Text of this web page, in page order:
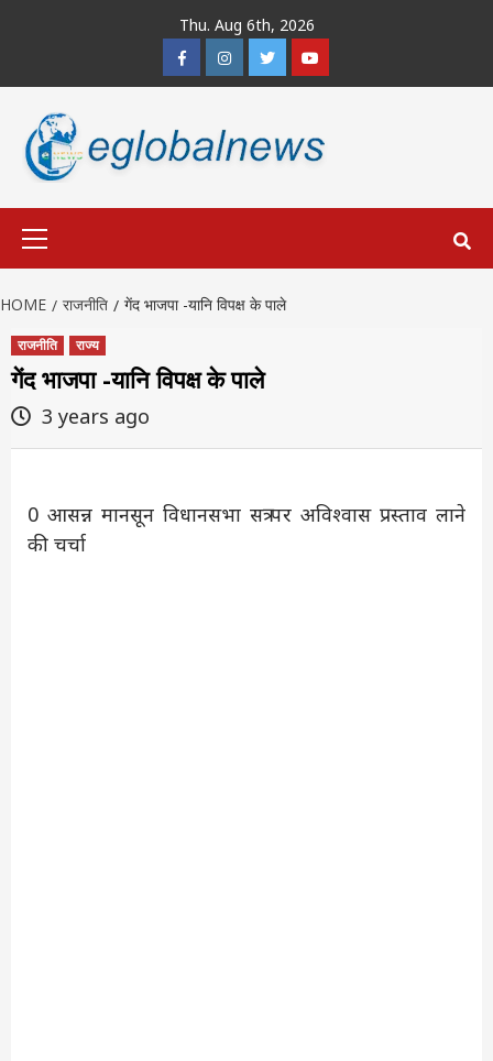
Thu. Aug 6th, 2026
FacebookInstagramTwitterYoutube
HOME राजनीति गेंद भाजपा -यानि विपक्ष के पाले
राजनीति राज्य
गेंद भाजपा -यानि विपक्ष के पाले
3 years ago
0 आसन्न मानसून विधानसभा सत्र पर अविश्वास प्रस्ताव लाने
की चर्चा